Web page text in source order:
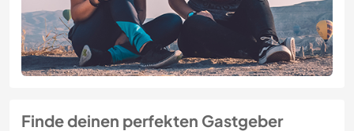
Finde deinen perfekten Gastgeber